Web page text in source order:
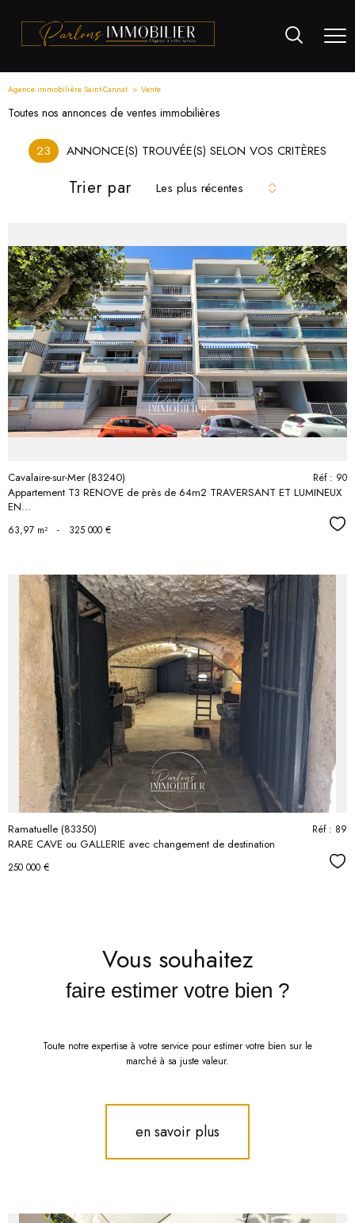
Agence immobilière Saint-Cannat Vente
Toutes nos annonces de ventes immobilières
23 ANNONCE(S) TROUVÉE(S) SELON VOS CRITÈRES
Trier par Les plus récentes
voir le
bien
Cavalaire-sur-Mer (83240)
Appartement T3 RENOVE de près de 64m2 TRAVERSANT ET LUMINEUX
EN...
Réf : 90
63,97 m² - 325 000 €
voir le
bien
Ramatuelle (83350)
RARE CAVE ou GALLERIE avec changement de destination
Réf : 89
250 000 €
Vous souhaitez
faire estimer votre bien ?
Toute notre expertise à votre service pour estimer votre bien sur le
marché à sa juste valeur.
en savoir plus